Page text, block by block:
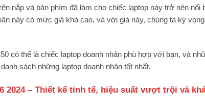
nắp và bàn phím đã làm cho chiếc laptop này trở nên nổi
này có mức giá khá cao, và với giá này, chúng ta kỳ
có thể là chiếc laptop doanh nhân phù hợp với bạn, và
sách những laptop doanh nhân tốt nhất.
2024 – Thiết kế tinh tế, hiệu suất vượt trội và